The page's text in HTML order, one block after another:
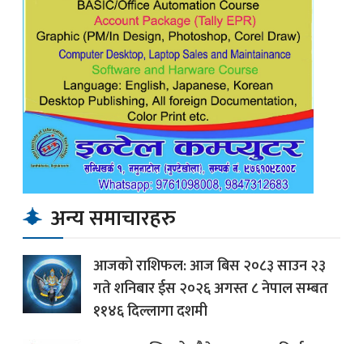
अन्य समाचारहरु
आजको राशिफल: आज बिस २०८३ साउन २३
गते शनिबार ईस २०२६ अगस्त ८ नेपाल सम्बत
११४६ दिल्लागा दशमी